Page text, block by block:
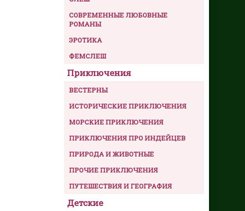
СОВРЕМЕННЫЕ ЛЮБОВНЫЕ
РОМАНЫ
ЭРОТИКА
ФЕМСЛЕШ
Приключения
ВЕСТЕРНЫ
ИСТОРИЧЕСКИЕ ПРИКЛЮЧЕНИЯ
МОРСКИЕ ПРИКЛЮЧЕНИЯ
ПРИКЛЮЧЕНИЯ ПРО ИНДЕЙЦЕВ
ПРИРОДА И ЖИВОТНЫЕ
ПРОЧИЕ ПРИКЛЮЧЕНИЯ
ПУТЕШЕСТВИЯ И ГЕОГРАФИЯ
Детские